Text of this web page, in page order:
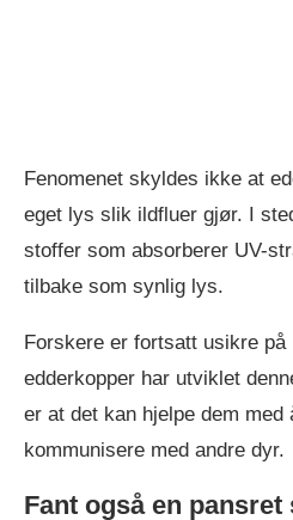
Fenomenet skyldes ikke at
eget lys slik ildfluer gjør. I
stoffer som absorberer UV-
tilbake som synlig lys.
Forskere er fortsatt usikre
edderkopper har utviklet
er at det kan hjelpe dem med
kommunisere med andre dyr.
Fant også en